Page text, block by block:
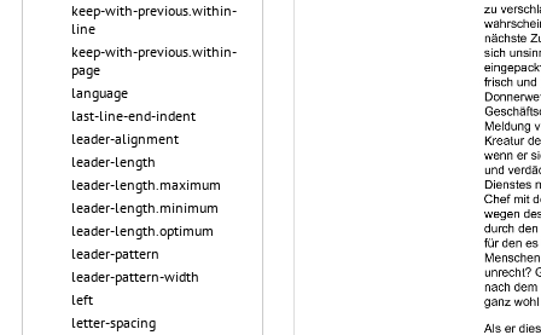
keep-with-previous.within-
line
keep-with-previous.within-
page
language
last-line-end-indent
leader-alignment
leader-length
leader-length.maximum
leader-length.minimum
leader-length.optimum
leader-pattern
leader-pattern-width
left
letter-spacing